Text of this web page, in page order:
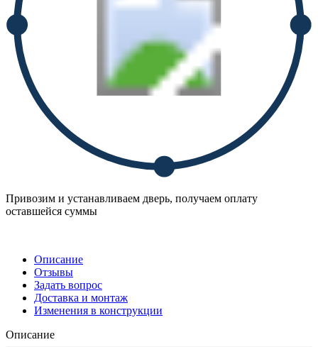
Привозим и устанавливаем дверь, получаем оплату
оставшейся суммы
Описание
Отзывы
Задать вопрос
Доставка и монтаж
Изменения в конструкции
Описание